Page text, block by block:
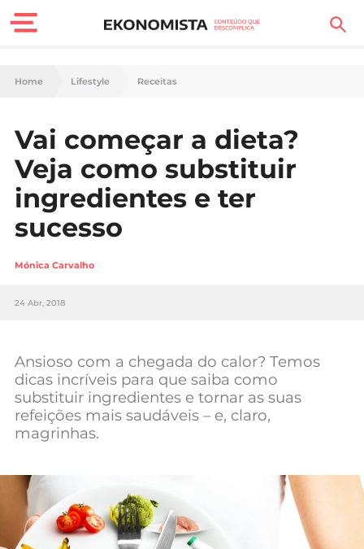
Finanças Pessoais
Carreira
Casa
Lifestyle
Sociedade
Tecnologia
Negócios
Mundial 2026
Home Lifestyle Receitas
Vai começar a dieta?
Veja como substituir
ingredientes e ter
sucesso
Mónica Carvalho
24 Abr, 2018
Ansioso com a chegada do calor? Temos
dicas incríveis para que saiba como
substituir ingredientes e tornar as suas
refeições mais saudáveis – e, claro,
magrinhas.